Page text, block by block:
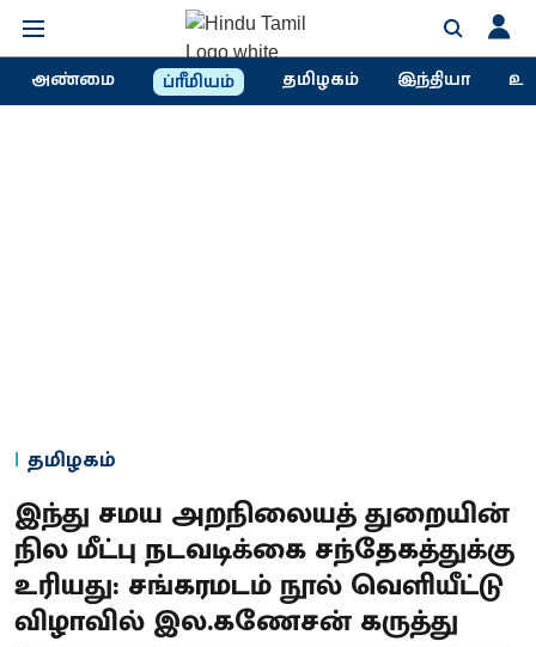
அண்மை ப்ரீமியம் தமிழகம் இந்தியா
தமிழகம்
இந்து சமய அறநிலையத் துறையின்
நில மீட்பு நடவடிக்கை சந்தேகத்துக்கு
உரியது: சங்கரமடம் நூல் வெளியீட்டு
விழாவில் இல.கணேசன் கருத்து